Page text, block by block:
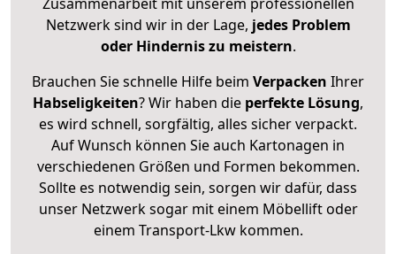
Netzwerk sind wir in der Lage, jedes Problem
oder Hindernis zu meistern.
Brauchen Sie schnelle Hilfe beim Verpacken Ihrer
Habseligkeiten? Wir haben die perfekte Lösung,
es wird schnell, sorgfältig, alles sicher verpackt.
Auf Wunsch können Sie auch Kartonagen in
verschiedenen Größen und Formen bekommen.
Sollte es notwendig sein, sorgen wir dafür, dass
unser Netzwerk sogar mit einem Möbellift oder
einem Transport-Lkw kommen.